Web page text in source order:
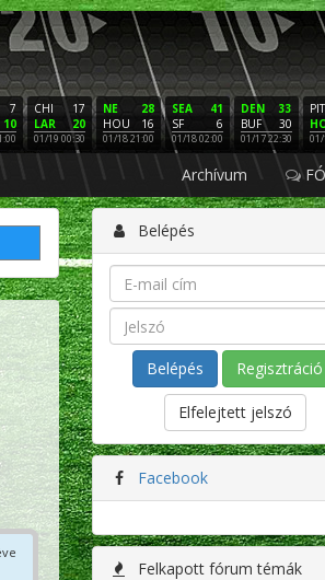
7
10
17
CHI
20
LAR
01/19 00:30
28
NE
16
HOU
01/18 21:00
41
SEA
6
SF
01/18 02:00
33
DEN
30
BUF
01/17 22:30
PIT
Archívum
Belépés
Regisztráció
Elfelejtett jelszó
Facebook
Felkapott fórum témák